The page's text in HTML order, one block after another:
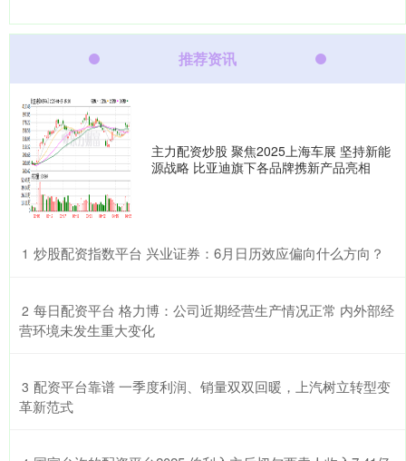
推荐资讯
主力配资炒股 聚焦2025上海车展 坚持新能
源战略 比亚迪旗下各品牌携新产品亮相
1 ​炒股配资指数平台 兴业证券：6月日历效应偏向什么方向？
2 ​每日配资平台 格力博：公司近期经营生产情况正常 内外部经
营环境未发生重大变化
3 ​配资平台靠谱 一季度利润、销量双双回暖，上汽树立转型变
革新范式